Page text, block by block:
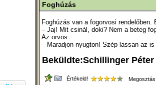
Foghúzás
Foghúzás van a fogorvosi
– Jaj! Mit csinál, doki? Nem a beteg
Az orvos:
– Maradjon nyugton! Szép lassan az
Beküldte:Schillinger Péter
Értékeld!